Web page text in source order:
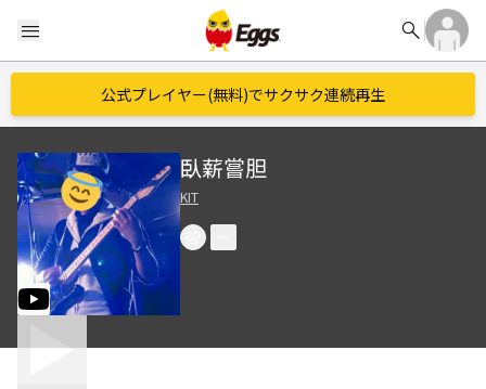
menu search
公式プレイヤー(無料)でサクサク連続再生
臥薪嘗胆
KIT